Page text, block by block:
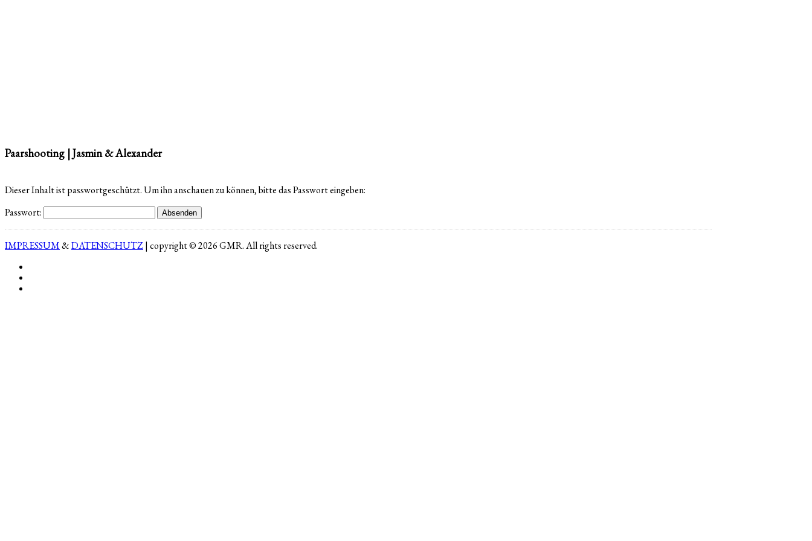
Paarshooting | Jasmin & Alexander
Dieser Inhalt ist passwortgeschützt. Um ihn anschauen zu können, bitte das Passwort eingeben:
Passwort:
IMPRESSUM&DATENSCHUTZ| copyright © 2026 GMR. All rights reserved.